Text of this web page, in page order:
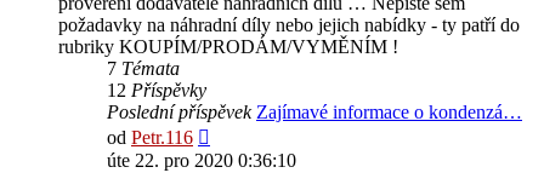
požadavky na náhradní díly nebo jejich nabídky - ty patří do
rubriky KOUPÍM/PRODÁM/VYMĚNÍM !
7 Témata
12 Příspěvky
Poslední příspěvek Zajímavé informace o kondenzá…
od Petr.116
poslední
úte 22. pro 2020 0:36:10